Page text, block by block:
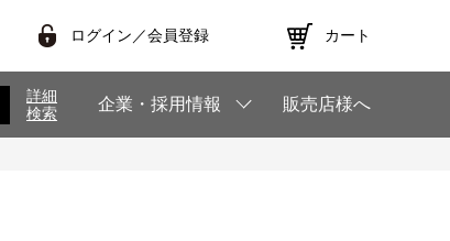
ログイン／会員登録 カート
詳細
検索
企業・採用情報 販売店様へ